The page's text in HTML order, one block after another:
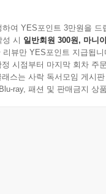
여 YES포인트 3만원을 드
시 일반회원 300원, 마니
뷰만 YES포인트 지급됩니
시점부터 마지막 회차 주
스는 사락 독서모임 게시
ray, 패션 및 판매금지 상